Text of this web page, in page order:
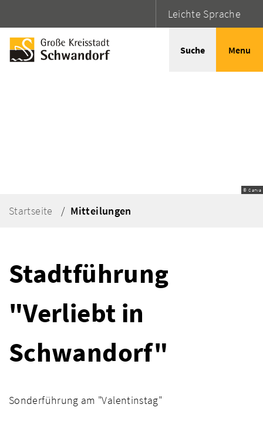
Leichte Sprache
Suche Menu
© Canva
Startseite Mitteilungen
Stadtführung
"Verliebt in
Schwandorf"
Sonderführung am "Valentinstag"